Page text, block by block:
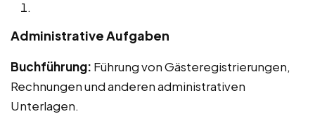
Administrative Aufgaben
Buchführung: Führung von Gästeregistrierungen,
Rechnungen und anderen administrativen
Unterlagen.